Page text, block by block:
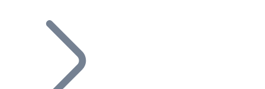
Ajoutez le token de votre projet à notre service